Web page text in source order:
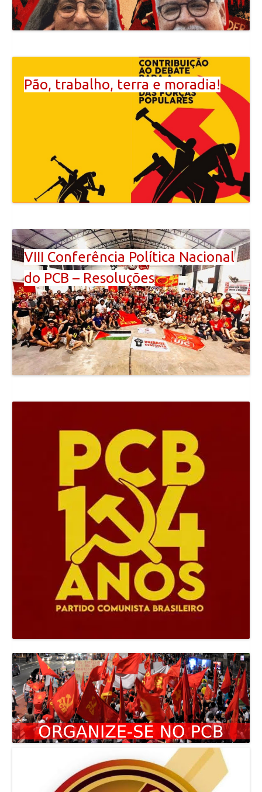
Pão, trabalho, terra e moradia!
VIII Conferência Política Nacional
do PCB – Resoluções